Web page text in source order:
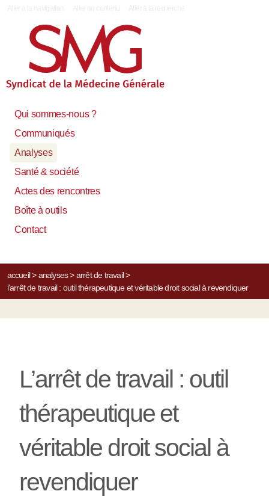
Qui sommes-nous ?
Communiqués
Analyses
Santé & société
Actes des rencontres
Boîte à outils
Contact
accueil> analyses> arrêt de travail>
l’arrêt de travail : outil thérapeutique et véritable droit social à revendiquer
L’arrêt de travail : outil
thérapeutique et
véritable droit social à
revendiquer